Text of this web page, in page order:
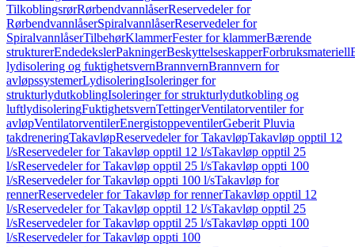
TilkoblingsrørRørbendvannlåserReservedeler for
RørbendvannlåserSpiralvannlåserReservedeler for
SpiralvannlåserTilbehørKlammerFester for klammerBærende
strukturerEndedekslerPakningerBeskyttelseskapperForbruksmateriell
lydisolering og fuktighetsvernBrannvernBrannvern for
avløpssystemerLydisoleringIsoleringer for
strukturlydutkoblingIsoleringer for strukturlydutkobling og
luftlydisoleringFuktighetsvernTettingerVentilatorventiler for
avløpVentilatorventilerEnergistoppeventilerGeberit Pluvia
takdreneringTakavløpReservedeler for TakavløpTakavløp opptil 12
l/sReservedeler for Takavløp opptil 12 l/sTakavløp opptil 25
l/sReservedeler for Takavløp opptil 25 l/sTakavløp oppti 100
l/sReservedeler for Takavløp oppti 100 l/sTakavløp for
rennerReservedeler for Takavløp for rennerTakavløp opptil 12
l/sReservedeler for Takavløp opptil 12 l/sTakavløp opptil 25
l/sReservedeler for Takavløp opptil 25 l/sTakavløp oppti 100
l/sReservedeler for Takavløp oppti 100